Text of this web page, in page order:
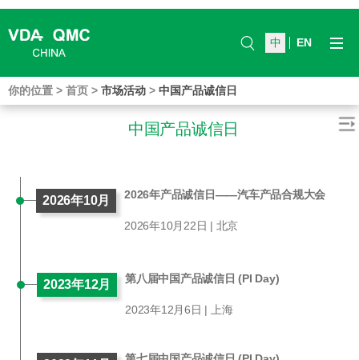
中 EN
你的位置 > 首页 > 市场活动 > 中国产品诚信日
中国产品诚信日
2026年10月 2026年产品诚信日——汽车产品合规大会
2026年10月22日 | 北京
2023年12月 第八届中国产品诚信日 (PI Day)
2023年12月6日 | 上海